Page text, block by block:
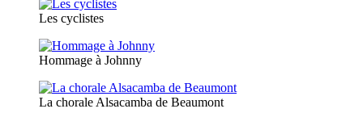
Les cyclistes
Hommage à Johnny
La chorale Alsacamba de Beaumont